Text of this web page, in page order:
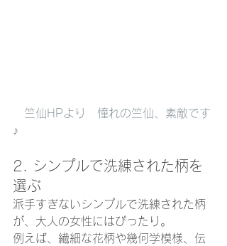
竺仙HPより　憧れの竺仙、素敵です
♪
2. シンプルで洗練された柄を
選ぶ
派手すぎないシンプルで洗練された柄
が、大人の女性にはぴったり。
例えば、繊細な花柄や幾何学模様、伝